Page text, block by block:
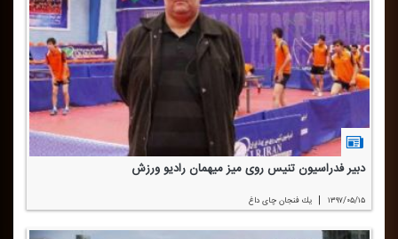
دبیر فدراسیون تنیس روی میز میهمان رادیو ورزش
۱۳۹۷/۰۵/۱۵ | یك فنجان چای داغ